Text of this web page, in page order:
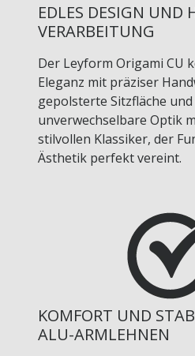
EDLES DESIGN UND
VERARBEITUNG
Der Leyform Origami CU
Eleganz mit präziser
gepolsterte Sitzfläche und
unverwechselbare Optik
stilvollen Klassiker, der
Ästhetik perfekt vereint.
KOMFORT UND
ALU-ARMLEHNEN